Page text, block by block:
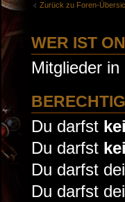
Zurück zu Foren-
WER IST
Mitglieder
Du darfst
Du darfst
Du darfst
Du darfst